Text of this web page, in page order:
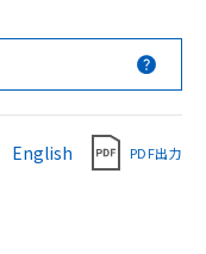
English PDF出力